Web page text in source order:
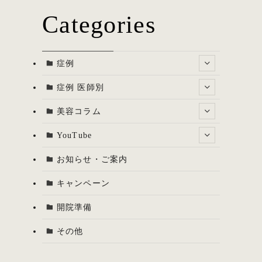
Categories
症例
症例 医師別
美容コラム
YouTube
お知らせ・ご案内
キャンペーン
開院準備
その他